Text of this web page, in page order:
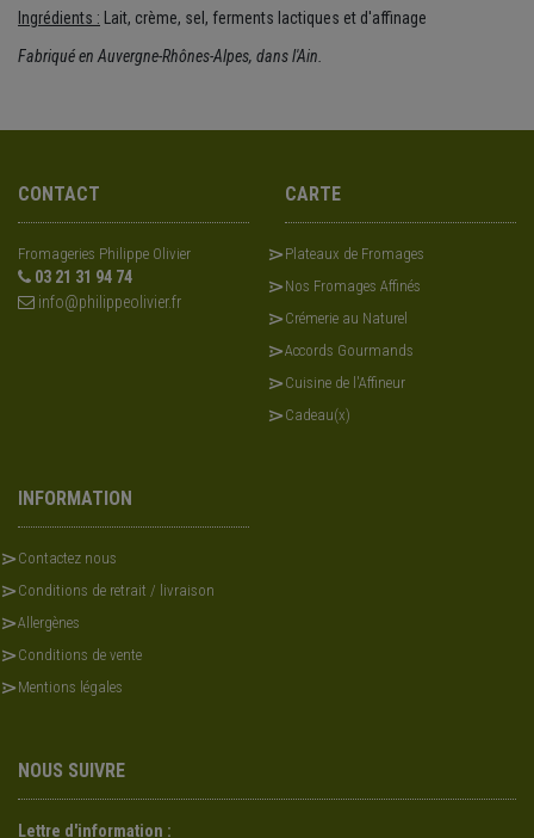
Ingrédients : Lait, crème, sel, ferments lactiques et d'affinage
Fabriqué en Auvergne-Rhônes-Alpes, dans l'Ain.
CONTACT
Fromageries Philippe Olivier
03 21 31 94 74
info@philippeolivier.fr
CARTE
Plateaux de Fromages
Nos Fromages Affinés
Crémerie au Naturel
Accords Gourmands
Cuisine de l'Affineur
Cadeau(x)
INFORMATION
Contactez nous
Conditions de retrait / livraison
Allergènes
Conditions de vente
Mentions légales
NOUS SUIVRE
Lettre d'information :